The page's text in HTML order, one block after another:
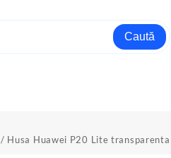
Caută
/ Husa Huawei P20 Lite